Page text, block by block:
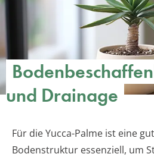
und Drainage
Für die Yucca-Palme ist eine
Bodenstruktur essenziell, um